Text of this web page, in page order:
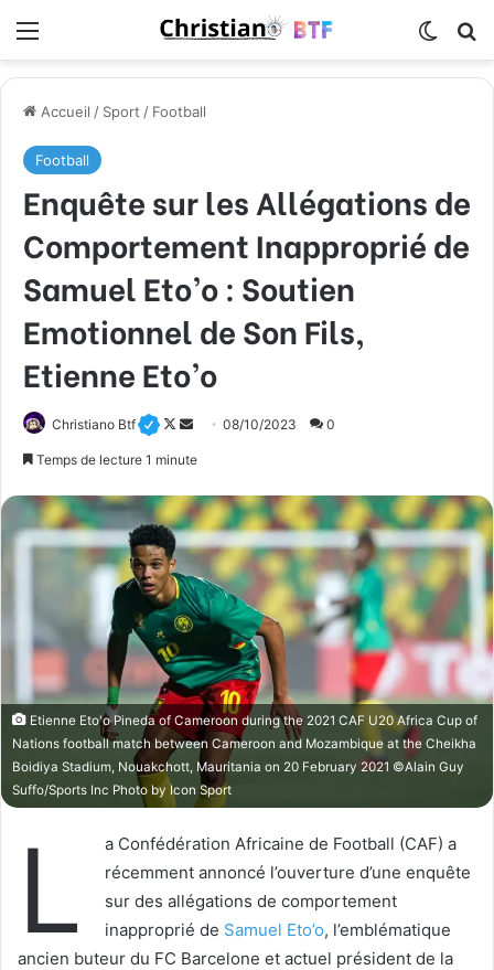
Accueil / Sport / Football
Football
Enquête sur les Allégations de
Comportement Inapproprié de
Samuel Eto’o : Soutien
Emotionnel de Son Fils,
Etienne Eto’o
Christiano Btf
F
l
o
w
o
n
X
o
y
e
r
u
c
o
u
r
r
i
l
08/10/2023 0
Temps de lecture 1 minute
Etienne Eto'o Pineda of Cameroon during the 2021 CAF U20 Africa Cup of
Nations football match between Cameroon and Mozambique at the Cheikha
Boidiya Stadium, Nouakchott, Mauritania on 20 February 2021 ©Alain Guy
Suffo/Sports Inc Photo by Icon Sport
L
a Confédération Africaine de Football (CAF) a
récemment annoncé l’ouverture d’une enquête
sur des allégations de comportement
inapproprié de Samuel Eto’o, l’emblématique
ancien buteur du FC Barcelone et actuel président de la